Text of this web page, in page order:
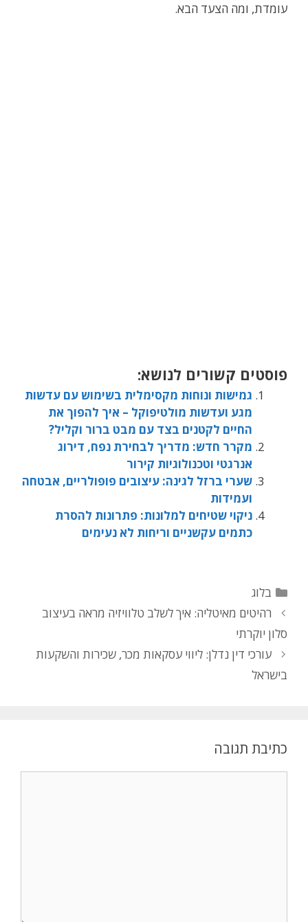
עומדת, ומה הצעד הבא.
פוסטים קשורים לנושא:
גמישות ונוחות מקסימלית בשימוש עם עדשות
מגע ועדשות מולטיפוקל – איך להפוך את
החיים לקטנים בצד עם מבט ברור וקליל?
מקרר חדש: מדריך לבחירת נפח, דירוג
אנרגטי וטכנולוגיות קירור
שערי ברזל לגינה: עיצובים פופולריים, אבטחה
ועמידות
ניקוי שטיחים למלונות: פתרונות להסרת
כתמים עקשניים וריחות לא נעימים
בלוג
רהיטים מאיטליה: איך לשלב טלוויזיה מראה בעיצוב
סלון יוקרתי
עורכי דין נדלן: ליווי עסקאות מכר, שכירות והשקעות
בישראל
כתיבת תגובה